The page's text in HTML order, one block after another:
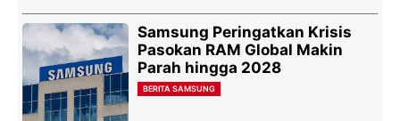
Samsung Peringatkan Krisis
Pasokan RAM Global Makin
Parah hingga 2028
BERITA SAMSUNG